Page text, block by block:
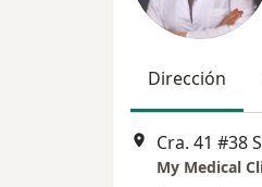
Dirección
Cra. 41 #38
My Medical